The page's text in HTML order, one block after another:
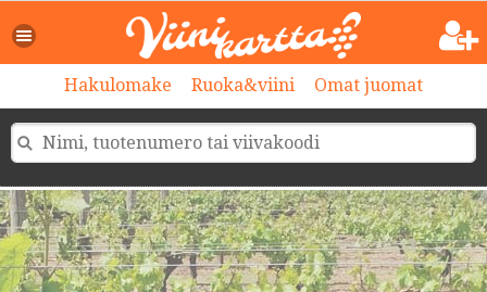
Hakulomake Ruoka&viini Omat juomat